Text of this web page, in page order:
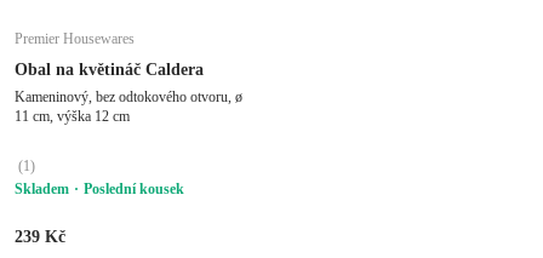
Premier Housewares
Obal na květináč Caldera
Kameninový, bez odtokového otvoru, ø
11 cm, výška 12 cm
(1)
Skladem
Poslední kousek
239 Kč